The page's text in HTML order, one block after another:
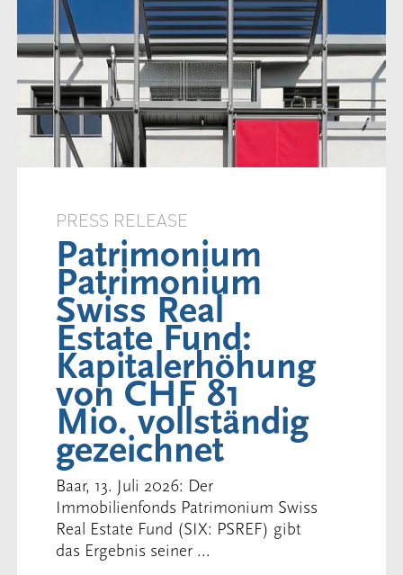
PRESS RELEASE
Patrimonium
Patrimonium
Swiss Real
Estate Fund:
Kapitalerhöhung
von CHF 81
Mio. vollständig
gezeichnet
Baar, 13. Juli 2026: Der
Immobilienfonds Patrimonium Swiss
Real Estate Fund (SIX: PSREF) gibt
das Ergebnis seiner ...